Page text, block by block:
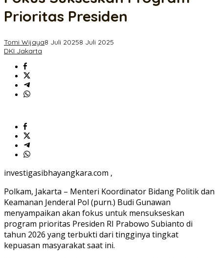
Prioritas
Prioritas Presiden
Tomi Wijaya8 Juli 20258 Juli 2025
DKI Jakarta
investigasibhayangkara.com ,
Polkam, Jakarta – Menteri Koordinator Bidang Politik dan
Keamanan Jenderal Pol (purn.) Budi Gunawan
menyampaikan akan fokus untuk mensukseskan
program prioritas Presiden RI Prabowo Subianto di
tahun 2026 yang terbukti dari tingginya tingkat
kepuasan masyarakat saat ini.